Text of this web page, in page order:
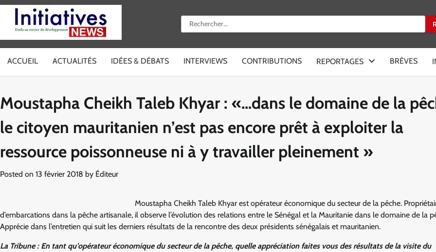
Skip
content
Rechercher :
ACCUEIL ACTUALITÉS IDÉES & DÉBATS INTERVIEWS CONTRIBUTIONS REPORTAGES BRÈVES
Moustapha Cheikh Taleb Khyar : «…dans le domaine de la
le citoyen mauritanien n’est pas encore prêt à exploiter la
ressource poissonneuse ni à y travailler pleinement »
Posted on 13 février 2018 by Éditeur
Moustapha Cheikh Taleb Khyar est opérateur économique du secteur de la pêche.
d’embarcations dans la pêche artisanale, il observe l’évolution des relations entre le Sénégal et la Mauritanie dans le domaine de la
Apprécie dans l’entretien qui suit les derniers résultats de la rencontre des deux présidents sénégalais et mauritanien.
La Tribune : En tant qu’opérateur économique du secteur de la pêche, quelle appréciation faites vous des résultats de la visite du